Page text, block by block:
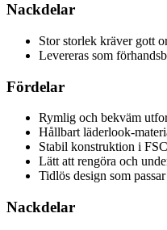
Nackdelar
Stor storlek kräver gott
Levereras som
Fördelar
Rymlig och bekväm
Hållbart läderlook-
Stabil konstruktion i
Lätt att rengöra och
Tidlös design som
Nackdelar